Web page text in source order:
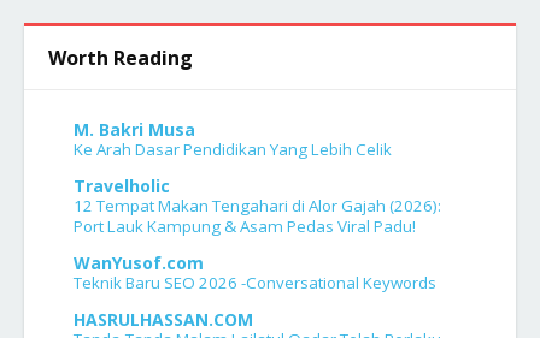
Worth Reading
M. Bakri Musa
Ke Arah Dasar Pendidikan Yang Lebih Celik
Travelholic
12 Tempat Makan Tengahari di Alor Gajah (2026):
Port Lauk Kampung & Asam Pedas Viral Padu!
WanYusof.com
Teknik Baru SEO 2026 -Conversational Keywords
HASRULHASSAN.COM